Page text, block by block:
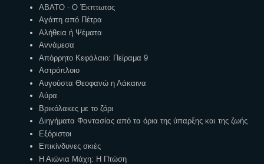
ΑΒΑΤΟ - Ο Έκπτωτος
Αγάπη από Πέτρα
Αλήθεια ή Ψέματα
Αννάμεσα
Απόρρητο Κεφάλαιο: Πείραμα 9
Αστρόπλοιο
Αυγούστα Θεοφανώ η Λάκαινα
Αύρα
Βρικόλακες με το ζόρι
Διηγήματα Φαντασίας από τα όρια της ύπαρξης και της ζωής
Εξόριστοι
Επικίνδυνες σκιές
Η Αιώνια Μάχη: Η Πτώση